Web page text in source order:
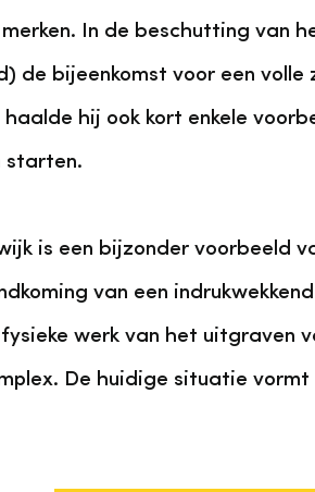
In de beschutting van
de bijeenkomst voor een
haalde hij ook kort enkele
starten.
is een bijzonder voorbeeld
van een
werk van het uitgraven
De huidige situatie